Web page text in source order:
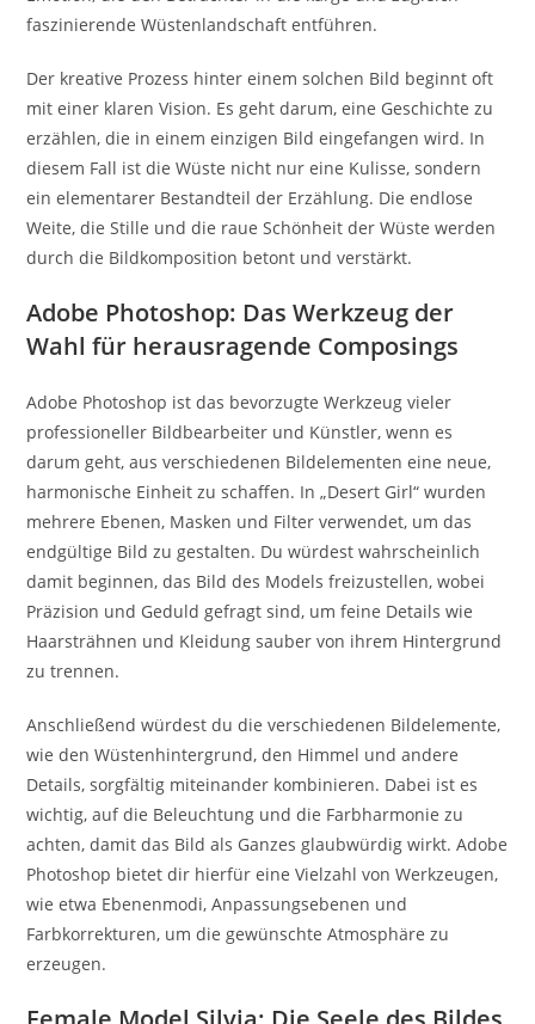
faszinierende Wüstenlandschaft entführen.
Der kreative Prozess hinter einem solchen Bild beginnt oft
mit einer klaren Vision. Es geht darum, eine Geschichte zu
erzählen, die in einem einzigen Bild eingefangen wird. In
diesem Fall ist die Wüste nicht nur eine Kulisse, sondern
ein elementarer Bestandteil der Erzählung. Die endlose
Weite, die Stille und die raue Schönheit der Wüste werden
durch die Bildkomposition betont und verstärkt.
Adobe Photoshop: Das Werkzeug der
Wahl für herausragende Composings
Adobe Photoshop ist das bevorzugte Werkzeug vieler
professioneller Bildbearbeiter und Künstler, wenn es
darum geht, aus verschiedenen Bildelementen eine neue,
harmonische Einheit zu schaffen. In „Desert Girl“ wurden
mehrere Ebenen, Masken und Filter verwendet, um das
endgültige Bild zu gestalten. Du würdest wahrscheinlich
damit beginnen, das Bild des Models freizustellen, wobei
Präzision und Geduld gefragt sind, um feine Details wie
Haarsträhnen und Kleidung sauber von ihrem Hintergrund
zu trennen.
Anschließend würdest du die verschiedenen Bildelemente,
wie den Wüstenhintergrund, den Himmel und andere
Details, sorgfältig miteinander kombinieren. Dabei ist es
wichtig, auf die Beleuchtung und die Farbharmonie zu
achten, damit das Bild als Ganzes glaubwürdig wirkt. Adobe
Photoshop bietet dir hierfür eine Vielzahl von Werkzeugen,
wie etwa Ebenenmodi, Anpassungsebenen und
Farbkorrekturen, um die gewünschte Atmosphäre zu
erzeugen.